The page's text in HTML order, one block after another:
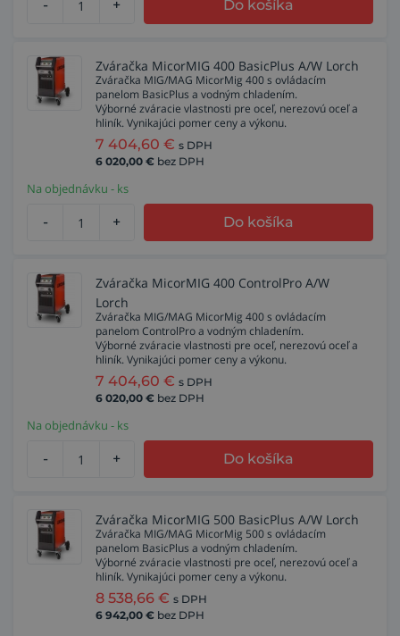
- + Do košíka
Zváračka MicorMIG 400 BasicPlus A/W Lorch
Zváračka MIG/MAG MicorMig 400 s ovládacím
panelom BasicPlus a vodným chladením.
Výborné zváracie vlastnosti pre oceľ, nerezovú oceľ a
hliník. Vynikajúci pomer ceny a výkonu.
7 404,60 € s DPH
6 020,00 € bez DPH
Na objednávku - ks
- + Do košíka
Zváračka MicorMIG 400 ControlPro A/W
Lorch
Zváračka MIG/MAG MicorMig 400 s ovládacím
panelom ControlPro a vodným chladením.
Výborné zváracie vlastnosti pre oceľ, nerezovú oceľ a
hliník. Vynikajúci pomer ceny a výkonu.
7 404,60 € s DPH
6 020,00 € bez DPH
Na objednávku - ks
- + Do košíka
Zváračka MicorMIG 500 BasicPlus A/W Lorch
Zváračka MIG/MAG MicorMig 500 s ovládacím
panelom BasicPlus a vodným chladením.
Výborné zváracie vlastnosti pre oceľ, nerezovú oceľ a
hliník. Vynikajúci pomer ceny a výkonu.
8 538,66 € s DPH
6 942,00 € bez DPH